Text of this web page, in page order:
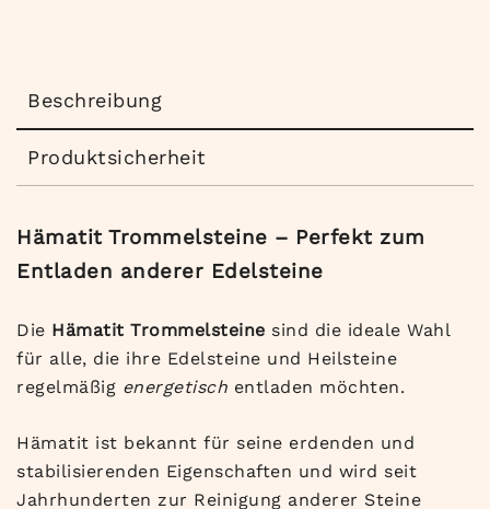
Beschreibung
Produktsicherheit
Hämatit Trommelsteine – Perfekt zum
Entladen anderer Edelsteine
Die Hämatit Trommelsteine sind die ideale Wahl
für alle, die ihre Edelsteine und Heilsteine
regelmäßig energetisch entladen möchten.
Hämatit ist bekannt für seine erdenden und
stabilisierenden Eigenschaften und wird seit
Jahrhunderten zur Reinigung anderer Steine